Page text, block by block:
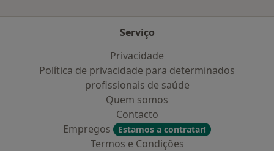
Serviço
Privacidade
Política de privacidade para determinados
profissionais de saúde
Quem somos
Contacto
Empregos
Estamos a contratar!
Termos e Condições